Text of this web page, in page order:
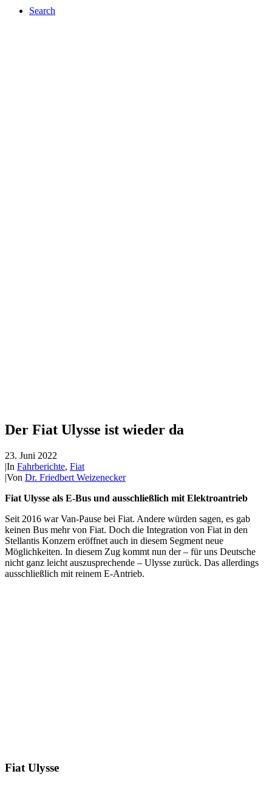
Search
Der Fiat Ulysse ist wieder da
23. Juni 2022
|In Fahrberichte, Fiat
|Von Dr. Friedbert Weizenecker
Fiat Ulysse als E-Bus und ausschließlich mit Elektroantrieb
Seit 2016 war Van-Pause bei Fiat. Andere würden sagen, es gab
keinen Bus mehr von Fiat. Doch die Integration von Fiat in den
Stellantis Konzern eröffnet auch in diesem Segment neue
Möglichkeiten. In diesem Zug kommt nun der – für uns Deutsche
nicht ganz leicht auszusprechende – Ulysse zurück. Das allerdings
ausschließlich mit reinem E-Antrieb.
Fiat Ulysse